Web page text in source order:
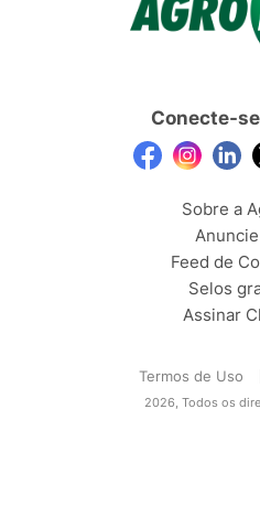
Conecte-
Sobre a
Feed de
Selos
Assinar
Termos de Uso
2026, Todos os